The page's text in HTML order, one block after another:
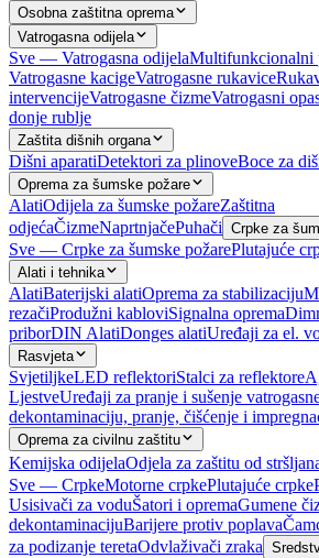
Osobna zaštitna oprema
Vatrogasna odijela
Sve — Vatrogasna odijelaMultifunkcionalni
Vatrogasne kacigeVatrogasne rukavice
intervencijeVatrogasne čizmeVatrogasni
donje rublje
Zaštita dišnih organa
Dišni aparatiDetektori za plinoveBoce za
Oprema za šumske požare
AlatiOdijela za šumske požareZaštitna
odjećaČizmeNaprtnjačePuhači Crpke za
Sve — Crpke za šumske požarePlutajuće
Alati i tehnika
AlatiBaterijski alatiOprema za stabilizaciju
rezačiProdužni kabloviSignalna oprema
priborDIN AlatiDonges alatiUređaji za el.
Rasvjeta
SvjetiljkeLED reflektoriStalci za reflektore
LjestveUređaji za pranje i sušenje
dekontaminaciju, pranje, čišćenje i
Oprema za civilnu zaštitu
Kemijska odijelaOdjela za zaštitu od
Sve — CrpkeMotorne crpkePlutajuće crpke
Usisivači za voduŠatori i opremaGumene
dekontaminacijuBarijere protiv poplava
za podizanje teretaOdvlaživači zraka